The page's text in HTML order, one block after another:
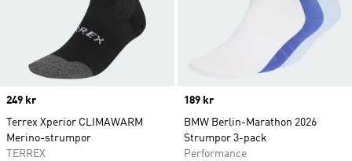
Price
249 kr
Terrex Xperior CLIMAWARM
Merino-strumpor
TERREX
Price
189 kr
BMW Berlin-Marathon 2026
Strumpor 3-pack
Performance